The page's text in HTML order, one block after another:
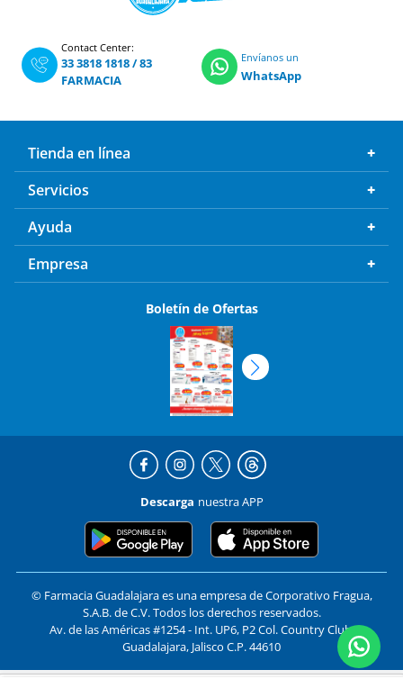
Contact Center:
33 3818 1818/83
FARMACIA
Envíanos un
WhatsApp
Tienda en línea
Servicios
Ayuda
Empresa
Boletín de Ofertas
Descarga nuestra APP
© Farmacia Guadalajara es una empresa de Corporativo Fragua,
S.A.B. de C.V. Todos los derechos reservados.
Av. de las Américas #1254 - Int. UP6, P2 Col. Country Club,
Guadalajara, Jalisco C.P. 44610